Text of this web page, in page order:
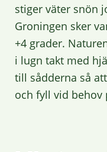
stiger väter snön
Groningen sker
+4 grader.
i lugn takt med
till sådderna så
och fyll vid behov